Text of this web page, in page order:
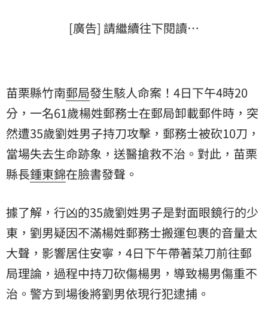
[廣告] 請繼續往下閱讀…
苗栗縣竹南郵局發生駭人命案！4日下午4時20
分，一名61歲楊姓郵務士在郵局卸載郵件時，突
然遭35歲劉姓男子持刀攻擊，郵務士被砍10刀，
當場失去生命跡象，送醫搶救不治。對此，苗栗
縣長鍾東錦在臉書發聲。
據了解，行凶的35歲劉姓男子是對面眼鏡行的少
東 ，劉男疑因不滿楊姓郵務士搬運包裹的音量太
大聲，影響居住安寧，4日下午帶著菜刀前往郵
局理論，過程中持刀砍傷楊男，導致楊男傷重不
治。警方到場後將劉男依現行犯逮捕。